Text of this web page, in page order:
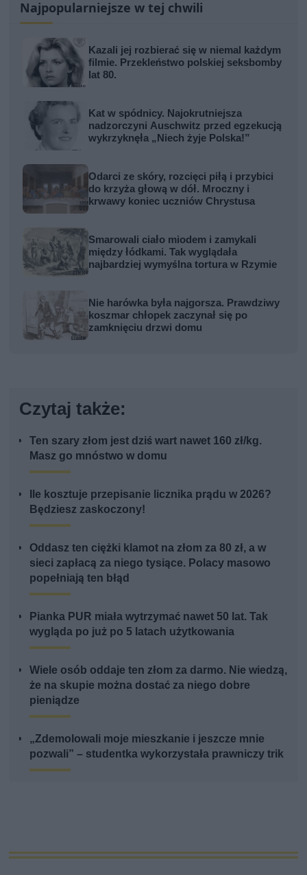
Najpopularniejsze w tej chwili
Kazali jej rozbierać się w niemal każdym
filmie. Przekleństwo polskiej seksbomby
lat 80.
Kat w spódnicy. Najokrutniejsza
nadzorczyni Auschwitz przed egzekucją
wykrzyknęła „Niech żyje Polska!”
Odarci ze skóry, rozcięci piłą i przybici
do krzyża głową w dół. Mroczny i
krwawy koniec uczniów Chrystusa
Smarowali ciało miodem i zamykali
między łódkami. Tak wyglądała
najbardziej wymyślna tortura w Rzymie
Nie harówka była najgorsza. Prawdziwy
koszmar chłopek zaczynał się po
zamknięciu drzwi domu
Czytaj także:
Ten szary złom jest dziś wart nawet 160 zł/kg.
Masz go mnóstwo w domu
Ile kosztuje przepisanie licznika prądu w 2026?
Będziesz zaskoczony!
Oddasz ten ciężki klamot na złom za 80 zł, a w
sieci zapłacą za niego tysiące. Polacy masowo
popełniają ten błąd
Pianka PUR miała wytrzymać nawet 50 lat. Tak
wygląda po już po 5 latach użytkowania
Wiele osób oddaje ten złom za darmo. Nie wiedzą,
że na skupie można dostać za niego dobre
pieniądze
„Zdemolowali moje mieszkanie i jeszcze mnie
pozwali” – studentka wykorzystała prawniczy trik